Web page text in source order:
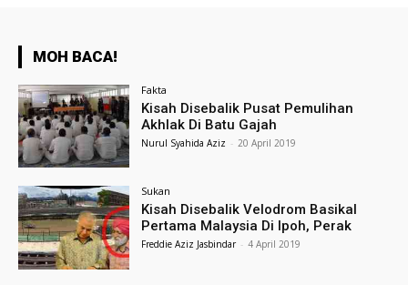
MOH BACA!
Fakta
Kisah Disebalik Pusat Pemulihan
Akhlak Di Batu Gajah
Nurul Syahida Aziz - 20 April 2019
Sukan
Kisah Disebalik Velodrom Basikal
Pertama Malaysia Di Ipoh, Perak
Freddie Aziz Jasbindar - 4 April 2019